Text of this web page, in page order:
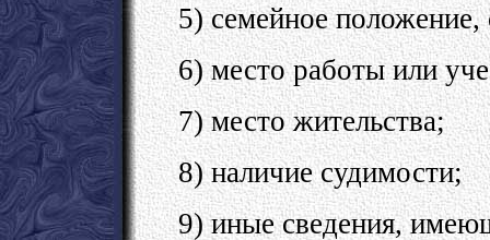
5) семейное положение,
6) место работы или
7) место жительства;
8) наличие судимости;
9) иные сведения,